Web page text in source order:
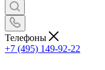
Телефоны
+7 (495) 149-92-22